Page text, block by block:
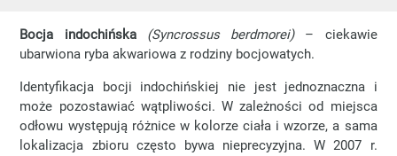
Bocja indochińska (Syncrossus berdmorei)– ciekawie
ubarwiona ryba akwariowa z rodziny bocjowatych.
Identyfikacja bocji indochińskiej nie jest jednoznaczna i
może pozostawiać wątpliwości. W zależności od miejsca
odłowu występują różnice w kolorze ciała i wzorze, a sama
lokalizacja zbioru często bywa nieprecyzyjna. W 2007 r.